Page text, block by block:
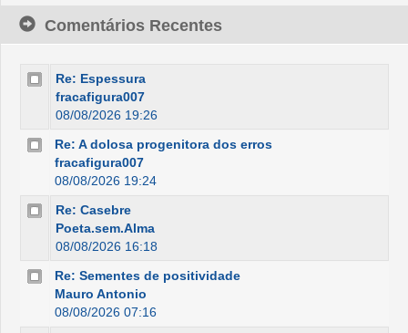
Comentários Recentes
Re: Espessura
fracafigura007
08/08/2026 19:26
Re: A dolosa progenitora dos erros
fracafigura007
08/08/2026 19:24
Re: Casebre
Poeta.sem.Alma
08/08/2026 16:18
Re: Sementes de positividade
Mauro Antonio
08/08/2026 07:16